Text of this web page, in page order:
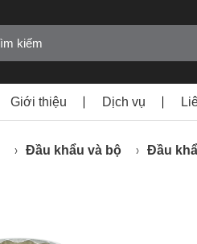
Giới thiệu Dịch vụ
Đầu khẩu và bộ Đầu